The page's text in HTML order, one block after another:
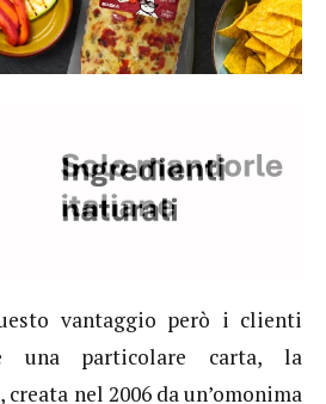
vantaggio però i clienti
una particolare carta, la
, creata nel 2006 da un’omonima